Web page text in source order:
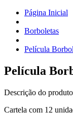
Página Inicial
Borboletas
Película
Película
Descrição do produto
Cartela com 12